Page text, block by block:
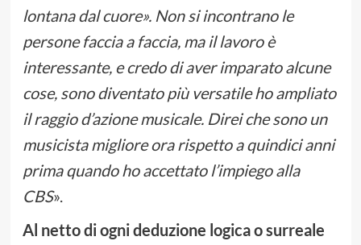
lontana dal cuore». Non si incontrano le
persone faccia a faccia, ma il lavoro è
interessante, e credo di aver imparato alcune
cose, sono diventato più versatile ho ampliato
il raggio d’azione musicale. Direi che sono un
musicista migliore ora rispetto a quindici anni
prima quando ho accettato l’impiego alla
CBS».
Al netto di ogni deduzione logica o surreale